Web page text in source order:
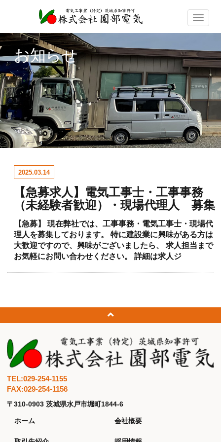
ナ
ビ
ー
シ
ョ
ン
の
切
替
お知らせ
2025.03.14
【急募求人】電気工事士・工事事務
（未経験者歓迎）・現場代理人 募集
【急募】 現在弊社では、工事事務・電気工事士・現場代
理人を募集しております。 特に建設業に興味がある方は
大歓迎ですので、興味がございましたら、 求人担当まで
お気軽にお問い合わせください。 詳細は求人ジ
TEL:029-254-1155
FAX:029-254-1156
〒310-0903 茨城県水戸市堀町1844-6
ホーム 会社概要